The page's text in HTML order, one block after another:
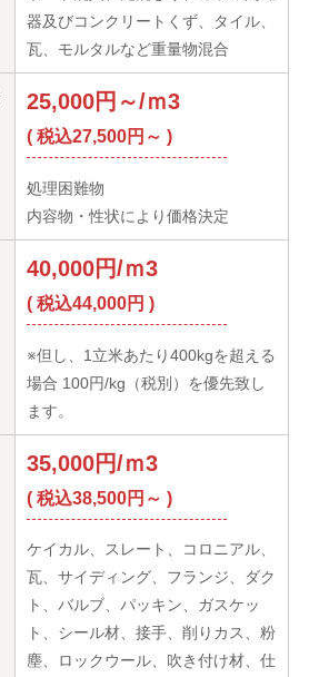
器及びコンクリートくず、タイル、
瓦、モルタルなど重量物混合
25,000円～/ｍ3
( 税込27,500円～ )
処理困難物
内容物・性状により価格決定
40,000円/ｍ3
( 税込44,000円 )
※但し、1立米あたり400kgを超える
場合 100円/kg（税別）を優先致し
ます。
35,000円/ｍ3
( 税込38,500円～ )
ケイカル、スレート、コロニアル、
瓦、サイディング、フランジ、ダク
ト、バルブ、パッキン、ガスケッ
ト、シール材、接手、削りカス、粉
塵、ロックウール、吹き付け材、仕